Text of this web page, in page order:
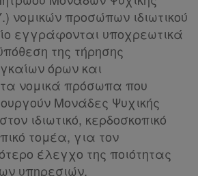
νομικών προσώπων ιδιωτικού
εγγράφονται υποχρεωτικά
της τήρησης
όρων και
νομικά πρόσωπα που
Μονάδες Ψυχικής
ιδιωτικό, κερδοσκοπικό
τομέα, για τον
έλεγχο της ποιότητας
υπηρεσιών.